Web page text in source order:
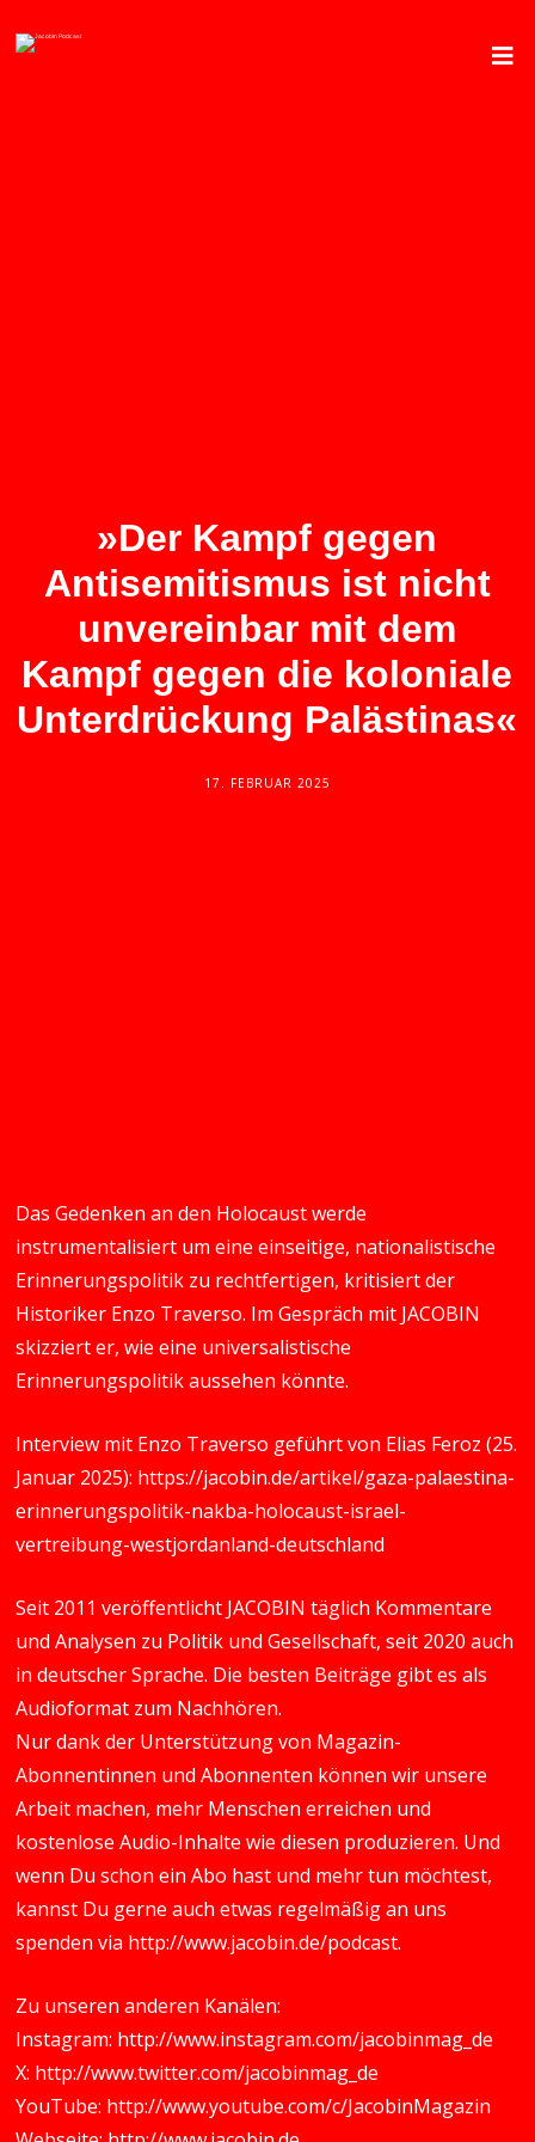
»Der Kampf gegen
Antisemitismus ist nicht
unvereinbar mit dem
Kampf gegen die koloniale
Unterdrückung Palästinas«
17. FEBRUAR 2025
Das Gedenken an den Holocaust werde
instrumentalisiert um eine einseitige, nationalistische
Erinnerungspolitik zu rechtfertigen, kritisiert der
Historiker Enzo Traverso. Im Gespräch mit JACOBIN
skizziert er, wie eine universalistische
Erinnerungspolitik aussehen könnte.
Interview mit Enzo Traverso geführt von Elias Feroz (25.
Januar 2025): https://jacobin.de/artikel/gaza-palaestina-
erinnerungspolitik-nakba-holocaust-israel-
vertreibung-westjordanland-deutschland
Seit 2011 veröffentlicht JACOBIN täglich Kommentare
und Analysen zu Politik und Gesellschaft, seit 2020 auch
in deutscher Sprache. Die besten Beiträge gibt es als
Audioformat zum Nachhören.
Nur dank der Unterstützung von Magazin-
Abonnentinnen und Abonnenten können wir unsere
Arbeit machen, mehr Menschen erreichen und
kostenlose Audio-Inhalte wie diesen produzieren. Und
wenn Du schon ein Abo hast und mehr tun möchtest,
kannst Du gerne auch etwas regelmäßig an uns
spenden via http://www.jacobin.de/podcast.
Zu unseren anderen Kanälen:
Instagram: http://www.instagram.com/jacobinmag_de
X: http://www.twitter.com/jacobinmag_de
YouTube: http://www.youtube.com/c/JacobinMagazin